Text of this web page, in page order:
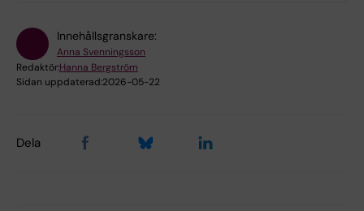
Innehållsgranskare:
Anna Svenningsson
Redaktör:Hanna Bergström
Sidan uppdaterad:2026-05-22
Dela